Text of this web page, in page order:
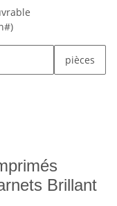
pièces
Brillant